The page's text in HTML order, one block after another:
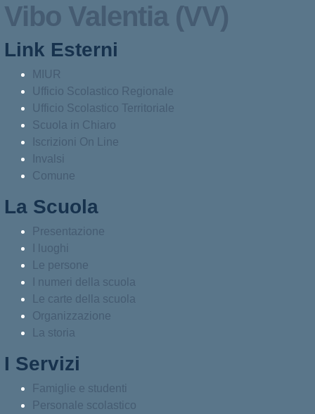
Vibo Valentia (VV)
Link Esterni
MIUR
Ufficio Scolastico Regionale
Ufficio Scolastico Territoriale
Scuola in Chiaro
Iscrizioni On Line
Invalsi
Comune
La Scuola
Presentazione
I luoghi
Le persone
I numeri della scuola
Le carte della scuola
Organizzazione
La storia
I Servizi
Famiglie e studenti
Personale scolastico